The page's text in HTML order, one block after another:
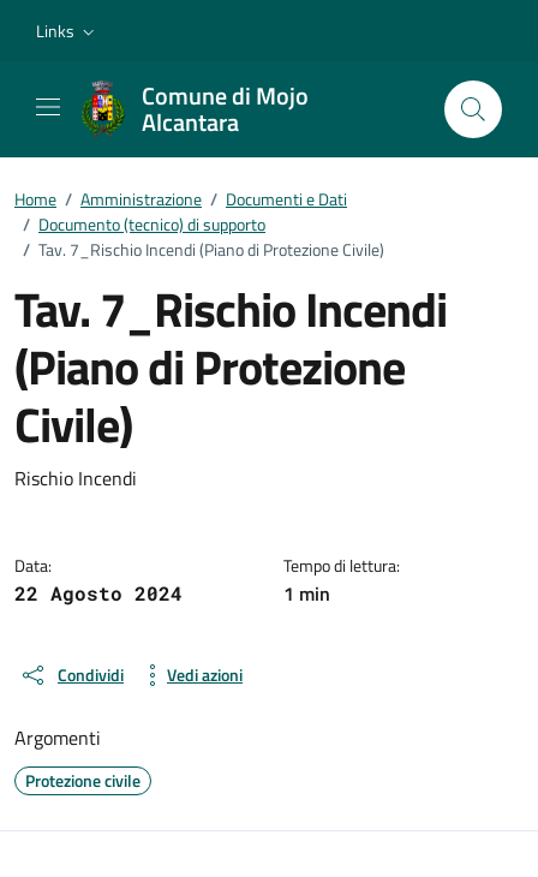
Links
Comune di Mojo
Alcantara
Home / Amministrazione / Documenti e Dati
/ Documento (tecnico) di supporto
/ Tav. 7_Rischio Incendi (Piano di Protezione Civile)
Tav. 7_Rischio Incendi
(Piano di Protezione
Civile)
Dettagli del documento
Rischio Incendi
Data:
22 Agosto 2024
Tempo di lettura:
1 min
Condividi Vedi azioni
Argomenti
Protezione civile